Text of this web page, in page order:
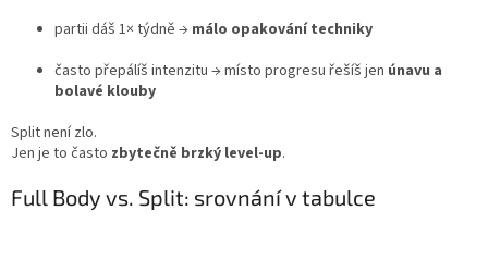
partii dáš 1× týdně → málo opakování techniky
často přepálíš intenzitu → místo progresu řešíš jen únavu a
bolavé klouby
Split není zlo.
Jen je to často zbytečně brzký level-up.
Full Body vs. Split: srovnání v tabulce